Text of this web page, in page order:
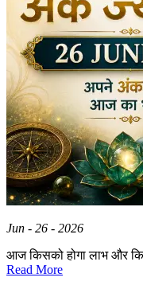
Jun - 26 - 2026
आज किसको होगा लाभ और
Read More